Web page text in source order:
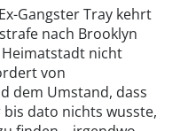
Gangster Tray kehrt
nach Brooklyn
nicht
von
dem Umstand, dass
dato nichts wusste,